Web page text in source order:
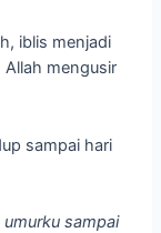
iblis menjadi
mengusir
sampai hari
umurku sampai